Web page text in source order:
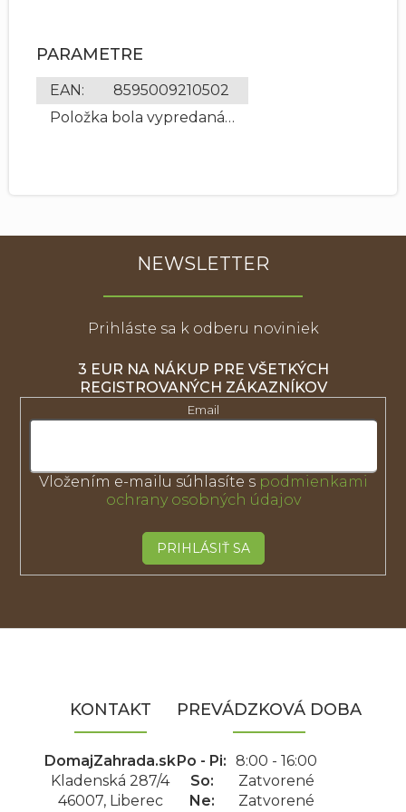
PARAMETRE
EAN:
8595009210502
Položka bola vypredaná…
NEWSLETTER
Prihláste sa k odberu noviniek
3 EUR NA NÁKUP PRE VŠETKÝCH
REGISTROVANÝCH ZÁKAZNÍKOV
Email
Vložením e-mailu súhlasíte s podmienkami
ochrany osobných údajov
PRIHLÁSIŤ SA
KONTAKT
DomajZahrada.sk
Kladenská 287/4
46007, Liberec
PREVÁDZKOVÁ DOBA
Po - Pi: 8:00 - 16:00
So:
Zatvorené
Ne:
Zatvorené